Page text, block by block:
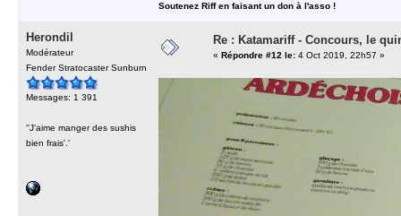
Soutenez Riff en faisant un don à l'asso !
Herondil
Modérateur
Fender Stratocaster Sunburn
Messages: 1 391
''J'aime manger des sushis
bien frais'.'
Re : Katamariff - Concours, le
« Répondre #12 le: 4 Oct 2019, 22h57 »